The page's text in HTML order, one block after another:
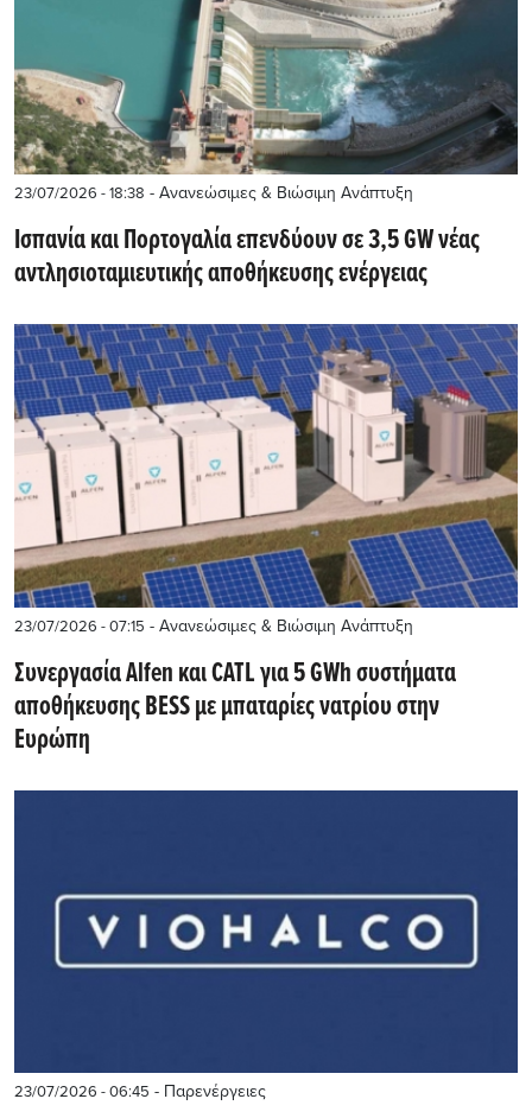
23/07/2026 - 18:38 - Ανανεώσιμες & Βιώσιμη Ανάπτυξη
Ισπανία και Πορτογαλία επενδύουν σε 3,5 GW νέας
αντλησιοταμιευτικής αποθήκευσης ενέργειας
23/07/2026 - 07:15 - Ανανεώσιμες & Βιώσιμη Ανάπτυξη
Συνεργασία Alfen και CATL για 5 GWh συστήματα
αποθήκευσης BESS με μπαταρίες νατρίου στην
Ευρώπη
23/07/2026 - 06:45 - Παρενέργειες